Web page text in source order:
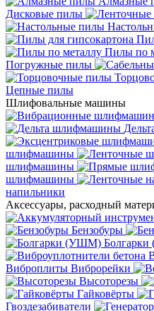
Дисковые пилы
Пилы по
Погружные пилы
Цепные пилы
Шлифовальные машины
шлифмашины
шлифмашины
шлифмашины
напильники
Аксессуары, расходный
Бензобуры
Виброплиты Виброрейки
Высоторезы
Гайковёрты
Гвоздезабиватели